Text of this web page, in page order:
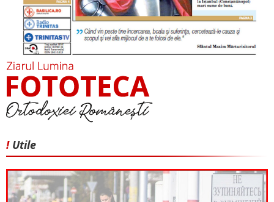
! Utile